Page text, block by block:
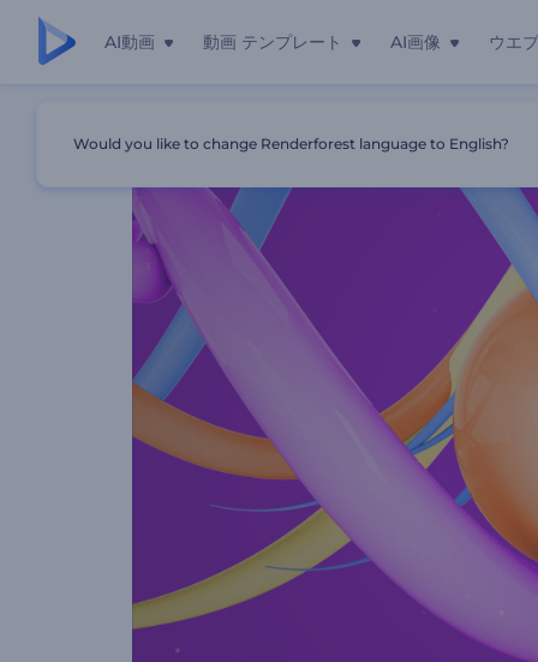
AI動画 動画 テンプレート AI画像 ウエ
Would you like to change Renderforest language to English?